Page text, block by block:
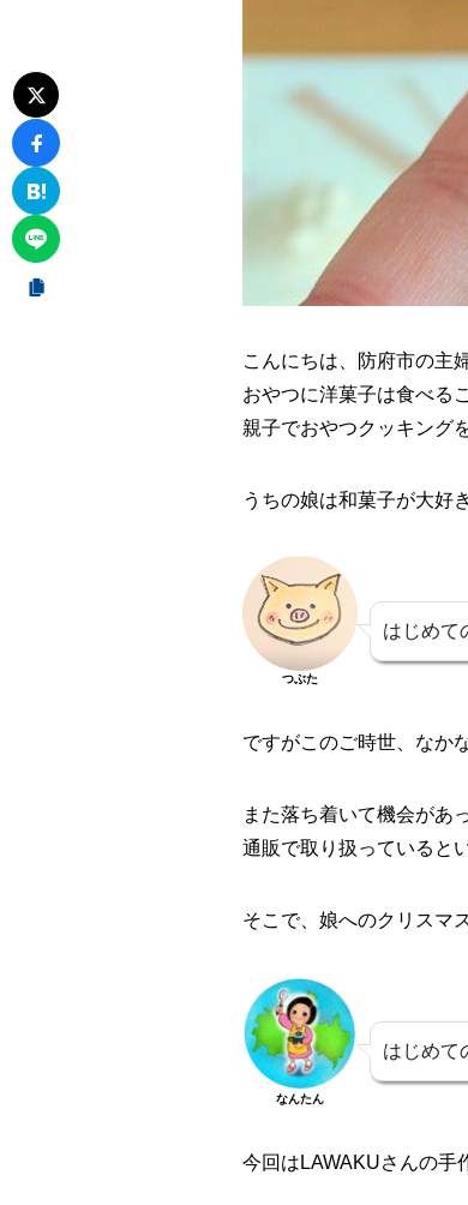
こんにちは、防府市の主
おやつに洋菓子は食べる
親子でおやつクッキング
うちの娘は和菓子が大好
つぶた
はじめて
ですがこのご時世、なか
また落ち着いて機会があ
通販で取り扱っていると
そこで、娘へのクリスマ
なんたん
はじめて
今回はLAWAKUさんの手